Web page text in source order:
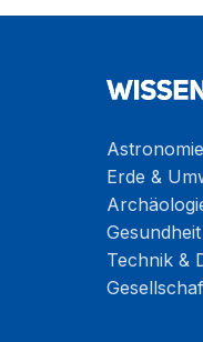
Erde &
Technik &